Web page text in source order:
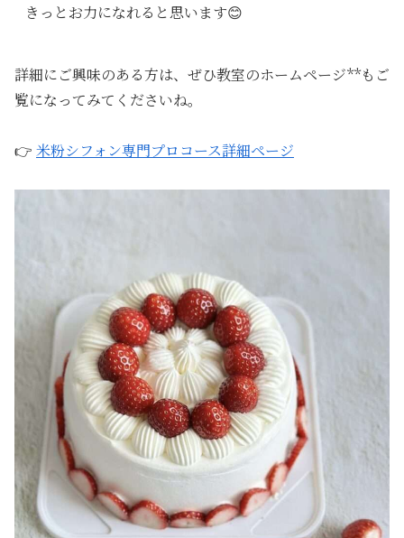
きっとお力になれると思います😊
詳細にご興味のある方は、ぜひ教室のホームページ**もご
覧になってみてくださいね。
👉 米粉シフォン専門プロコース詳細ページ